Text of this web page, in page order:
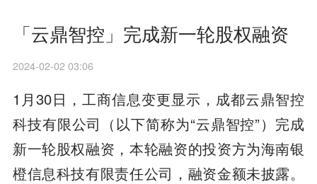
「云鼎智控」完成新一轮股权融资
2024-02-02 03:06
1月30日，工商信息变更显示，成都云鼎智控
科技有限公司（以下简称为“云鼎智控”）完成
新一轮股权融资，本轮融资的投资方为海南银
橙信息科技有限责任公司，融资金额未披露。